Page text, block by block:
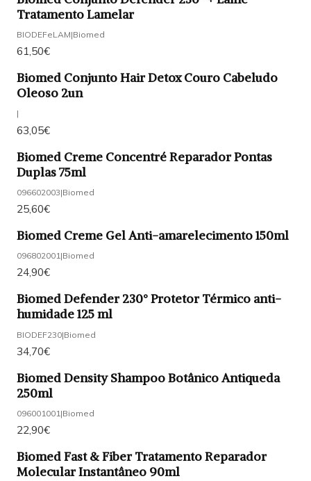
Tratamento Lamelar
BIODEFeLAM|Biomed
61,50€
Biomed Conjunto Hair Detox Couro Cabeludo
Oleoso 2un
|
63,05€
Biomed Creme Concentré Reparador Pontas
Duplas 75ml
096602003|Biomed
25,60€
Biomed Creme Gel Anti-amarelecimento 150ml
096802001|Biomed
24,90€
Biomed Defender 230° Protetor Térmico anti-
humidade 125 ml
BIODEF230|Biomed
34,70€
Biomed Density Shampoo Botânico Antiqueda
250ml
096001001 |Biomed
22,90€
Biomed Fast & Fiber Tratamento Reparador
Molecular Instantâneo 90ml